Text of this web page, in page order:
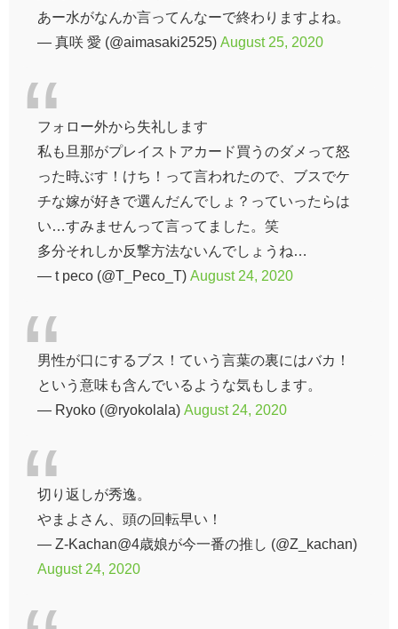
あー水がなんか言ってんなーで終わりますよね。
— 真咲 愛 (@aimasaki2525) August 25, 2020
フォロー外から失礼します
私も旦那がプレイストアカード買うのダメって怒
った時ぶす！けち！って言われたので、ブスでケ
チな嫁が好きで選んだんでしょ？っていったらは
い…すみませんって言ってました。笑
多分それしか反撃方法ないんでしょうね…
— t peco (@T_Peco_T) August 24, 2020
男性が口にするブス！ていう言葉の裏にはバカ！
という意味も含んでいるような気もします。
— Ryoko (@ryokolala) August 24, 2020
切り返しが秀逸。
やまよさん、頭の回転早い！
— Z-Kachan@4歳娘が今一番の推し (@Z_kachan)
August 24, 2020